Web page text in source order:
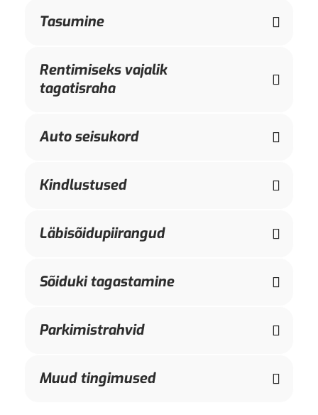
Tasumine
Rentimiseks vajalik
tagatisraha
Auto seisukord
Kindlustused
Läbisõidupiirangud
Sõiduki tagastamine
Parkimistrahvid
Muud tingimused